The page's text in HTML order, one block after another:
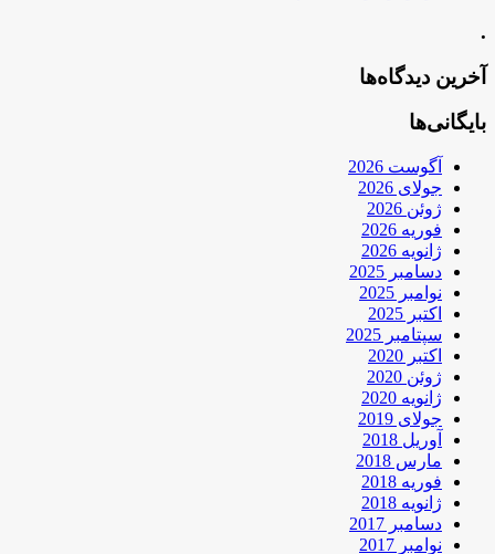
.
آخرین دیدگاه‌ها
بایگانی‌ها
آگوست 2026
جولای 2026
ژوئن 2026
فوریه 2026
ژانویه 2026
دسامبر 2025
نوامبر 2025
اکتبر 2025
سپتامبر 2025
اکتبر 2020
ژوئن 2020
ژانویه 2020
جولای 2019
آوریل 2018
مارس 2018
فوریه 2018
ژانویه 2018
دسامبر 2017
نوامبر 2017